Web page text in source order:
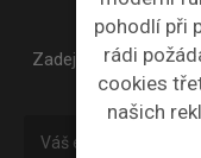
pohodlí při
rádi
cookies
našich
Zadejte váš email a